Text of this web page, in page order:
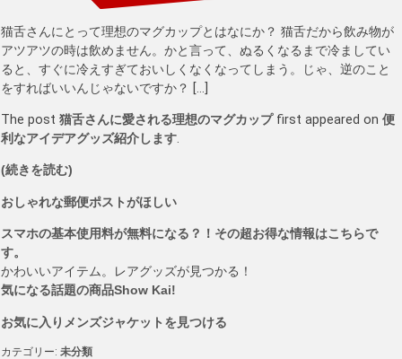
猫舌さんにとって理想のマグカップとはなにか？ 猫舌だから飲み物が
アツアツの時は飲めません。かと言って、ぬるくなるまで冷ましてい
ると、すぐに冷えすぎておいしくなくなってしまう。じゃ、逆のこと
をすればいいんじゃないですか？ […]
The post 猫舌さんに愛される理想のマグカップfirst appeared on 便
利なアイデアグッズ紹介します.
(続きを読む)
おしゃれな郵便ポストがほしい
スマホの基本使用料が無料になる？！その超お得な情報はこちらで
す。
かわいいアイテム。レアグッズが見つかる！
気になる話題の商品Show Kai!
お気に入りメンズジャケットを見つける
カテゴリー: 未分類